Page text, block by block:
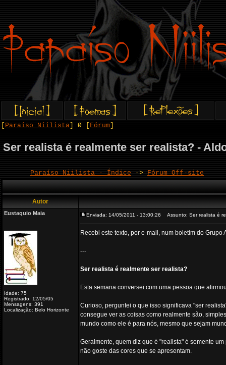
Paraíso Niilista ] Ø [ Fórum
Ser realista é realmente ser realista? -
Paraíso Niilista - Índice -> Fórum Off-site
Autor
Eustaquio Maia
Idade: 75
Registrado: 12/05/05
Mensagens: 391
Localização: Belo Horizonte
Enviada: 14/05/2011 - 13:00:26 Assunto: Ser realista é
Recebi este texto, por e-mail, num boletim do Grupo
---
Ser realista é realmente ser realista?
Esta semana conversei com uma pessoa que
Curioso, perguntei o que isso significava "ser
consegue ver as coisas como realmente são,
mundo como ele é para nós, mesmo que sejam
Geralmente, quem diz que é "realista" é somente
não goste das cores que se apresentam.